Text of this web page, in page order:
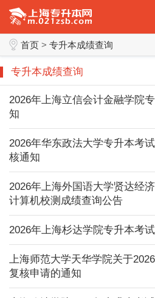
首页 > 专升本成绩查询
专升本成绩查询
2026年上海立信会计金融学院
知
2026年华东政法大学专升本考
核通知
2026年上海外国语大学贤达经
计算机校测成绩查询公告
2026年上海杉达学院专升本考
上海师范大学天华学院关于
复核申请的通知